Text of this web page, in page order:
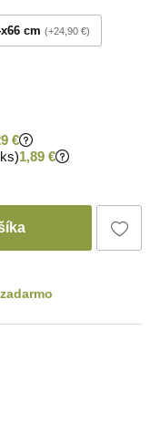
cm +24,90 €
€
1,89 €
zadarmo